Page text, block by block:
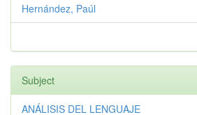
Hernández, Paúl
Subject
ANÁLISIS DEL LENGUAJE